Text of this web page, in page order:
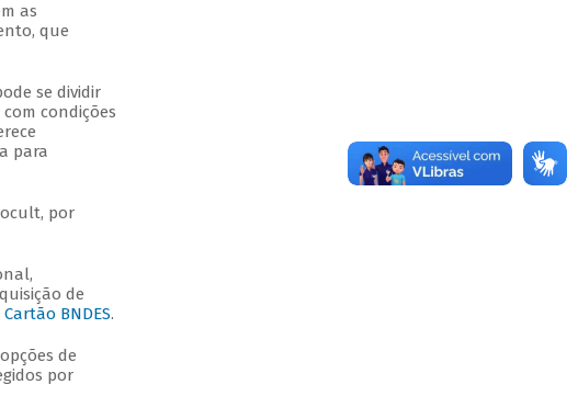
as
que
se dividir
condições
para
por
de
BNDES.
de
por